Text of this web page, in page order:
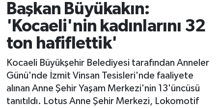
Başkan Büyükakın:
'Kocaeli'nin kadınlarını 32
ton hafiflettik'
Kocaeli Büyükşehir Belediyesi tarafından Anneler
Günü'nde İzmit Vinsan Tesisleri'nde faaliyete
alınan Anne Şehir Yaşam Merkezi'nin 13'üncüsü
tanıtıldı. Lotus Anne Şehir Merkezi, Lokomotif